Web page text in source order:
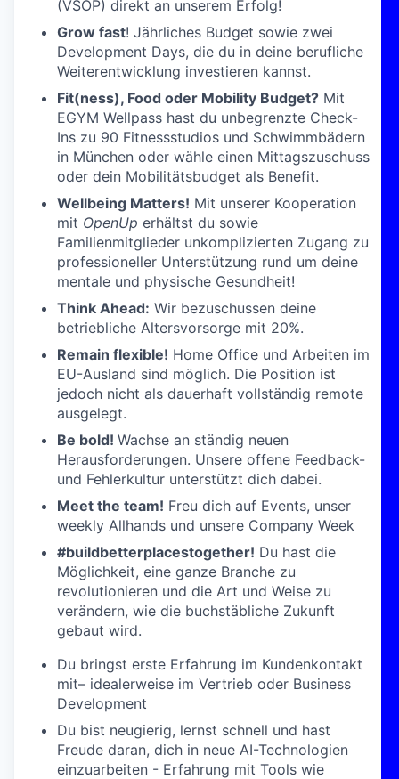
(VSOP) direkt an unserem Erfolg!
Grow fast! Jährliches Budget sowie zwei
Development Days, die du in deine berufliche
Weiterentwicklung investieren kannst.
Fit(ness), Food oder Mobility Budget? Mit
EGYM Wellpass hast du unbegrenzte Check-
Ins zu 90 Fitnessstudios und Schwimmbädern
in München oder wähle einen Mittagszuschuss
oder dein Mobilitätsbudget als Benefit.
Wellbeing Matters! Mit unserer Kooperation
mit OpenUp erhältst du sowie
Familienmitglieder unkomplizierten Zugang zu
professioneller Unterstützung rund um deine
mentale und physische Gesundheit!
Think Ahead: Wir bezuschussen deine
betriebliche Altersvorsorge mit 20%.
Remain flexible! Home Office und Arbeiten im
EU-Ausland sind möglich. Die Position ist
jedoch nicht als dauerhaft vollständig remote
ausgelegt.
Be bold! Wachse an ständig neuen
Herausforderungen. Unsere offene Feedback-
und Fehlerkultur unterstützt dich dabei.
Meet the team! Freu dich auf Events, unser
weekly Allhands und unsere Company Week
#buildbetterplacestogether! Du hast die
Möglichkeit, eine ganze Branche zu
revolutionieren und die Art und Weise zu
verändern, wie die buchstäbliche Zukunft
gebaut wird.
Du bringst erste Erfahrung im Kundenkontakt
mit– idealerweise im Vertrieb oder Business
Development
Du bist neugierig, lernst schnell und hast
Freude daran, dich in neue AI-Technologien
einzuarbeiten - Erfahrung mit Tools wie